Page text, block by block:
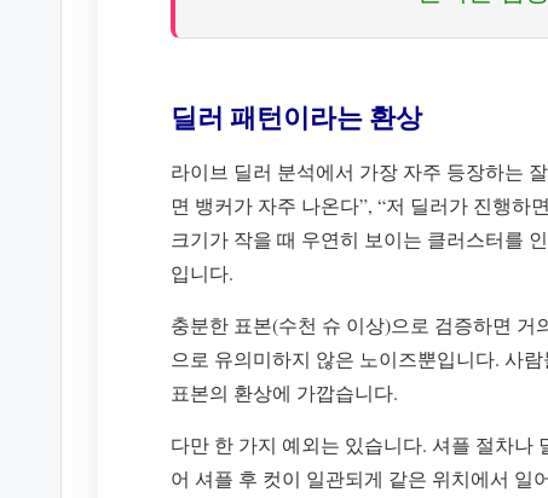
딜러 패턴이라는 환상
라이브 딜러 분석에서 가장 자주 등장하는
면 뱅커가 자주 나온다”, “저 딜러가 진행하
크기가 작을 때 우연히 보이는 클러스터를
입니다.
충분한 표본(수천 슈 이상)으로 검증하면
으로 유의미하지 않은 노이즈뿐입니다. 사
표본의 환상에 가깝습니다.
다만 한 가지 예외는 있습니다. 셔플 절차나
어 셔플 후 컷이 일관되게 같은 위치에서 일